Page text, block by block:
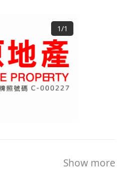
你加入我哋。 🎁團隊
金獎、精英獎，做得幾多
都可入行：
包括地監局牌照考試課
交易流程，資深前輩一對
職，唔靠論資排輩，有能
1/1
Show more